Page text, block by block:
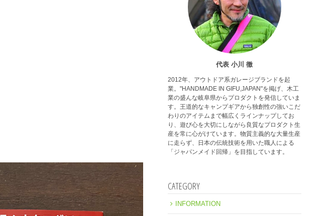
代表 小川 徹
2012年、アウトドア系ガレージブランドを起
業。"HANDMADE IN GIFU,JAPAN"を掲げ、木工
業の盛んな岐阜県からプロダクトを発信していま
す。王道的なキャンプギアから独創性の強いこだ
わりのアイテムまで幅広くラインナップしてお
り、遊び心を大切にしながら良質なプロダクト生
産を常に心がけています。物質主義的な大量生産
に走らず、日本の伝統技術を用いた職人による
「ジャパンメイド回帰」を目指しています。
CATEGORY
INFORMATION